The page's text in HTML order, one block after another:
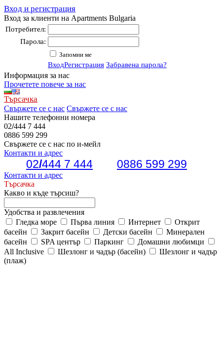
Вход и регистрация
Вход за клиенти на Apartments Bulgaria
Потребител:
Парола:
Запомни ме
ВходРегистрация Забравена парола?
Информация за нас
Прочетете повече за нас
Търсачка
Свържете се с нас Свържете се с нас
Нашите телефонни номера
02/444 7 444
0886 599 299
Свържете се с нас по и-мейл
Контакти и адрес
02/444 7 444 0886 599 299
Контакти и адрес
Търсачка
Какво и къде търсиш?
Удобства и развлечения
Гледка море
Първа линия Интернет
Открит
басейн
Закрит басейн Детски басейн
Минерален
басейн
SPA център Паркинг
Домашни любимци
All Inclusive
Шезлонг и чадър (басейн)
Шезлонг и чадър
(плаж)